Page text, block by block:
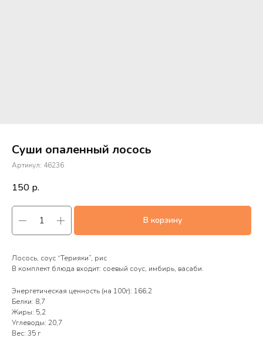
Суши опаленный лосось
Артикул: 46236
150 р.
В корзину
Лосось, соус “Терияки”, рис
В комплект блюда входит: соевый соус, имбирь, васаби.
Энергетическая ценность (на 100г): 166,2
Белки: 8,7
Жиры: 5,2
Углеводы: 20,7
Вес: 35 г